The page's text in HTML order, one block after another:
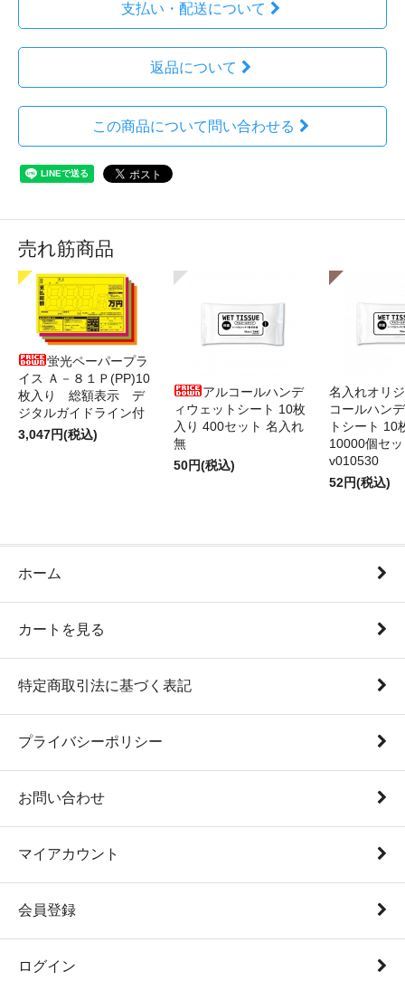
支払い・配送について
返品について
この商品について問い合わせる
売れ筋商品
蛍光ペーパープラ
イス Ａ－８１Ｐ(PP)10
枚入り 総額表示 デ
ジタルガイドライン付
3,047円(税込)
アルコールハンデ
ィウェットシート 10枚
入り 400セット 名入れ
無
50円(税込)
名入れオリ
コールハン
トシート 10
10000個セ
v010530
52円(税込)
ホーム
カートを見る
特定商取引法に基づく表記
プライバシーポリシー
お問い合わせ
マイアカウント
会員登録
ログイン